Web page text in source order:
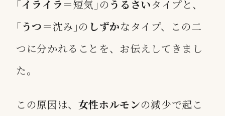
｢イライラ ＝短気｣の うるさいタイプと、
｢うつ＝沈み｣の しずかなタイプ、この二
つに分かれることを、お伝えしてきまし
た。
この原因は、 女性ホルモンの減少で起こ